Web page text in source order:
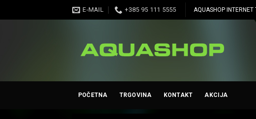
to
E-MAIL +385 95 111 5555 AQUASHOP INTERNET
POČETNA TRGOVINA KONTAKT AKCIJA